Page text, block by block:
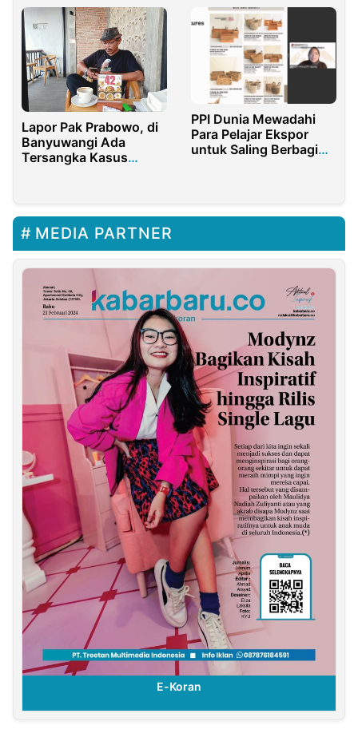
Lapor Pak Prabowo, di
Banyuwangi Ada
Tersangka Kasus
PPI Dunia Mewadahi
Para Pelajar Ekspor
untuk Saling Berbagi
MEDIA PARTNER
E-Koran